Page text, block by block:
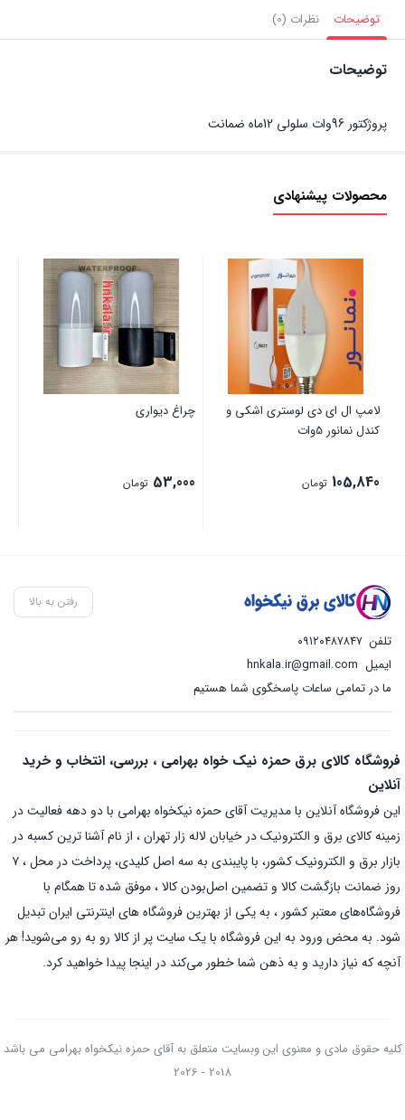
توضیحات نظرات (0)
توضیحات
پروژکتور 96وات سلولی 12ماه ضمانت
محصولات پیشنهادی
لامپ ال ای دی لوستری اشکی و
کندل نمانور 5وات
105,840 تومان
چراغ دیواری
53,000 تومان
رفتن به بالا
تلفن ۰۹۱۲۰۴۸۷۸۴۷
ایمیل hnkala.ir@gmail.com
ما در تمامی ساعات پاسخگوی شما هستیم
فروشگاه کالای برق حمزه نیک خواه بهرامی ، بررسی، انتخاب و خرید
آنلاین
این فروشگاه آنلاین با مدیریت آقای حمزه نیکخواه بهرامی با دو دهه فعالیت در
زمینه کالای برق و الکترونیک در خیابان لاله زار تهران ، از نام آشنا ترین کسبه در
بازار برق و الکترونیک کشور، با پایبندی به سه اصل کلیدی، پرداخت در محل ، ۷
روز ضمانت بازگشت کالا و تضمین اصل‌بودن کالا ، موفق شده تا همگام با
فروشگاه‌های معتبر کشور ، به یکی از بهترین فروشگاه های اینترنتی ایران تبدیل
شود. به محض ورود به این فروشگاه با یک سایت پر از کالا رو به رو می‌شوید! هر
آنچه که نیاز دارید و به ذهن شما خطور می‌کند در اینجا پیدا خواهید کرد.
کلیه حقوق مادی و معنوی این وبسایت متعلق به آقای حمزه نیکخواه بهرامی می باشد
2018 - 2026